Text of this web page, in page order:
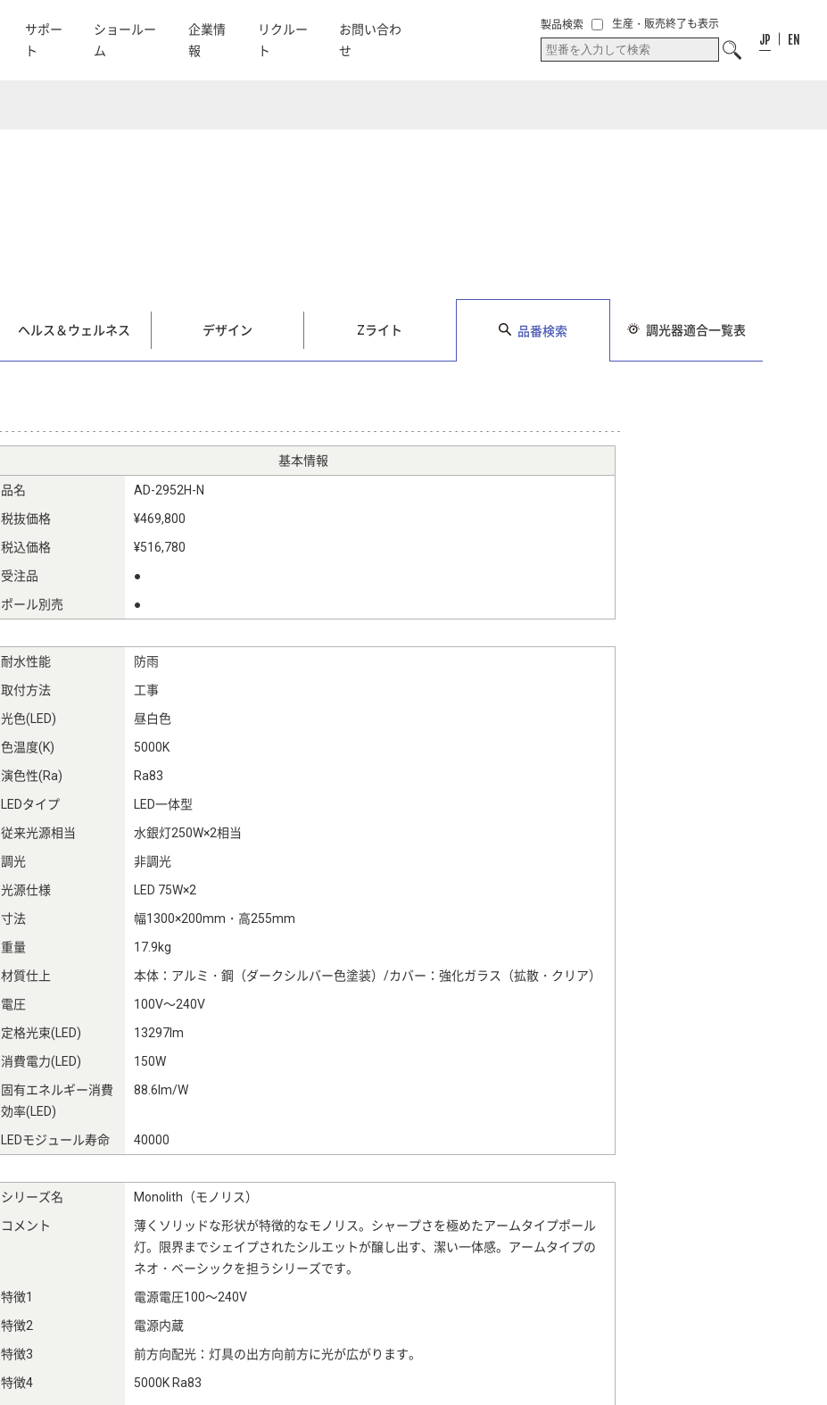
サポー
ト
ショールー
ム
企業情
報
リクルー
ト
お問い合わ
せ
生産・販売終了も表示
製品検索
JP EN
お気に入り
ヘルス＆ウェルネス デザイン Zライト 品番検索 調光器適合一覧表
基本情報
品名
AD-2952H-N
税抜価格
¥469,800
税込価格
¥516,780
受注品
●
ポール別売
●
耐水性能
防雨
取付方法
工事
光色(LED)
昼白色
色温度(K)
5000K
演色性(Ra)
Ra83
LEDタイプ
LED一体型
従来光源相当
水銀灯250W×2相当
調光
非調光
光源仕様
LED 75W×2
寸法
幅1300×200mm・高255mm
重量
17.9kg
材質仕上
本体：アルミ・鋼（ダークシルバー色塗装）/カバー：強化ガラス（拡散・クリア）
電圧
100V～240V
定格光束(LED)
13297lm
消費電力(LED)
150W
固有エネルギー消費
効率(LED)
88.6lm/W
LEDモジュール寿命 40000
シリーズ名
Monolith（モノリス）
コメント
薄くソリッドな形状が特徴的なモノリス。シャープさを極めたアームタイプポール
灯。限界までシェイプされたシルエットが醸し出す、潔い一体感。アームタイプの
ネオ・ベーシックを担うシリーズです。
特徴1
電源電圧100～240V
特徴2
電源内蔵
特徴3
前方向配光：灯具の出方向前方に光が広がります。
特徴4
5000K Ra83